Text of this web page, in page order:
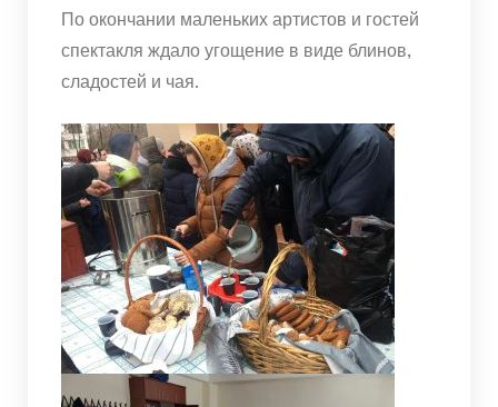
По окончании маленьких артистов и гостей
спектакля ждало угощение в виде блинов,
сладостей и чая.